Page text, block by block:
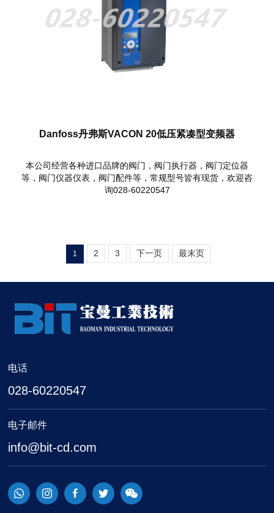
Danfoss丹弗斯VACON 20低压紧凑型变频器
本公司经营各种进口品牌的阀门，阀门执行器，阀门定位器
等，阀门仪器仪表，阀门配件等，常规型号皆有现货，欢迎咨
询028-60220547
1 2 3 下一页 最末页
电话
028-60220547
电子邮件
info@bit-cd.com